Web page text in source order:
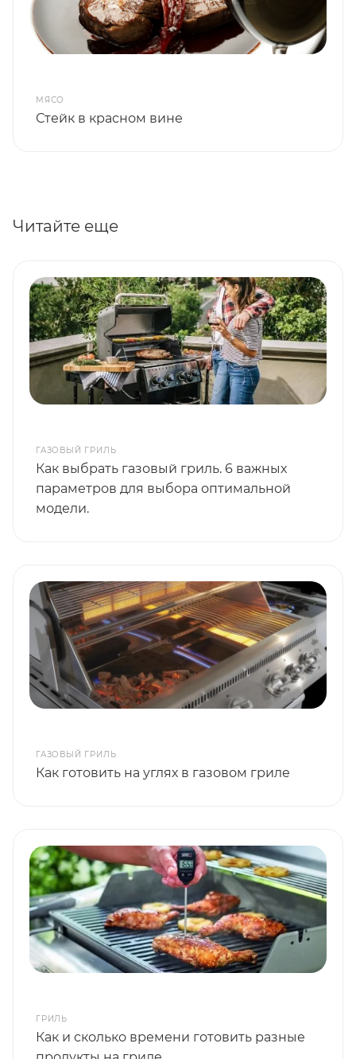
МЯСО
Стейк в красном вине
Читайте еще
ГАЗОВЫЙ ГРИЛЬ
Как выбрать газовый гриль. 6 важных
параметров для выбора оптимальной
модели.
ГАЗОВЫЙ ГРИЛЬ
Как готовить на углях в газовом гриле
ГРИЛЬ
Как и сколько времени готовить разные